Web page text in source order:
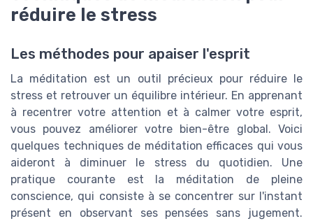
réduire le stress
Les méthodes pour apaiser l'esprit
La méditation est un outil précieux pour réduire le
stress et retrouver un équilibre intérieur. En apprenant
à recentrer votre attention et à calmer votre esprit,
vous pouvez améliorer votre bien-être global. Voici
quelques techniques de méditation efficaces qui vous
aideront à diminuer le stress du quotidien. Une
pratique courante est la méditation de pleine
conscience, qui consiste à se concentrer sur l'instant
présent en observant ses pensées sans jugement.